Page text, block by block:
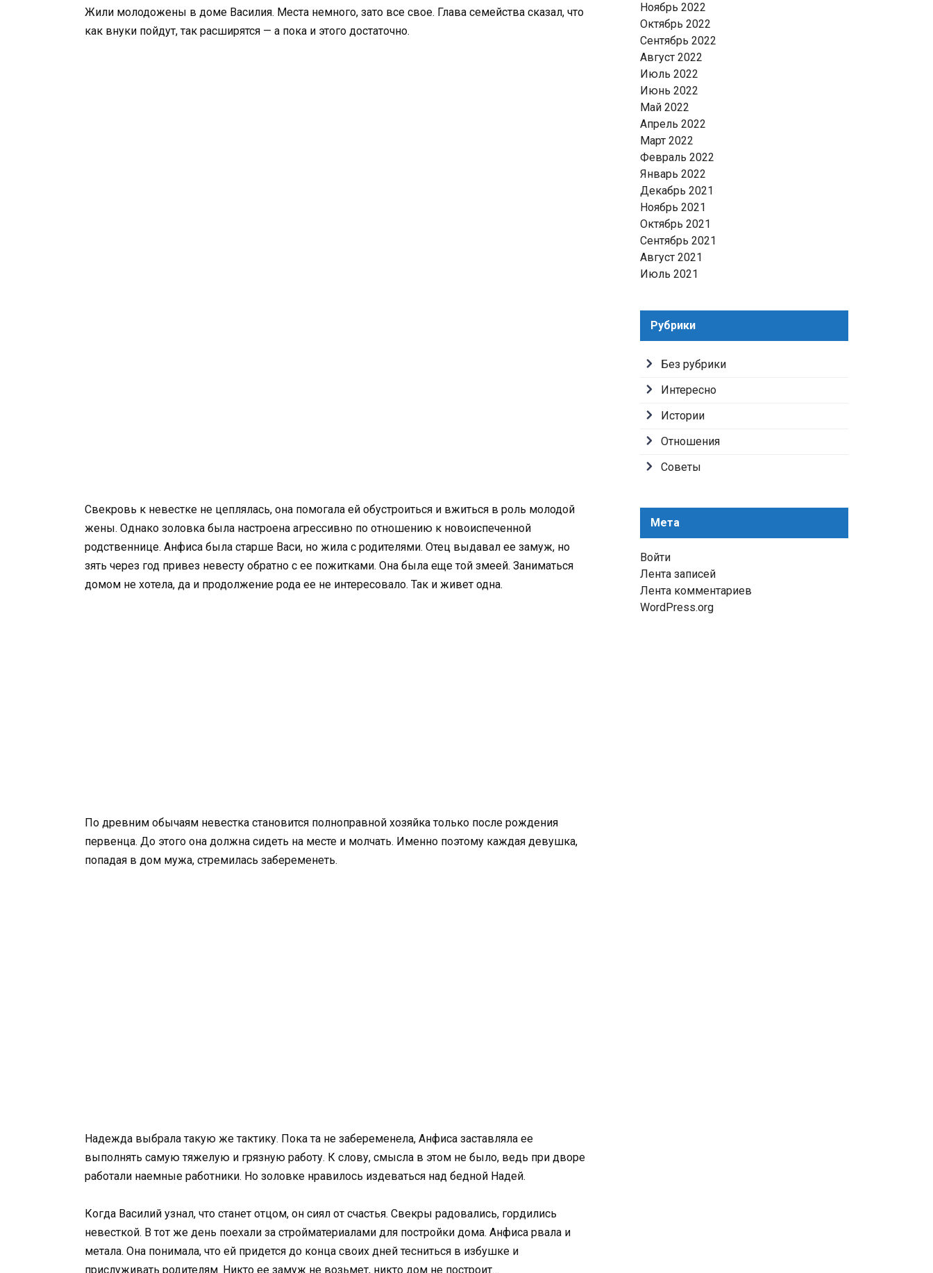
Жили молодожены в доме Василия. Места немного, зато все свое. Глава семейства сказал, что
как внуки пойдут, так расширятся — а пока и этого достаточно.
Свекровь к невестке не цеплялась, она помогала ей обустроиться и вжиться в роль молодой
жены. Однако золовка была настроена агрессивно по отношению к новоиспеченной
родственнице. Анфиса была старше Васи, но жила с родителями. Отец выдавал ее замуж, но
зять через год привез невесту обратно с ее пожитками. Она была еще той змеей. Заниматься
домом не хотела, да и продолжение рода ее не интересовало. Так и живет одна.
По древним обычаям невестка становится полноправной хозяйка только после рождения
первенца. До этого она должна сидеть на месте и молчать. Именно поэтому каждая девушка,
попадая в дом мужа, стремилась забеременеть.
Надежда выбрала такую же тактику. Пока та не забеременела, Анфиса заставляла ее
выполнять самую тяжелую и грязную работу. К слову, смысла в этом не было, ведь при дворе
работали наемные работники. Но золовке нравилось издеваться над бедной Надей.
Когда Василий узнал, что станет отцом, он сиял от счастья. Свекры радовались, гордились
невесткой. В тот же день поехали за стройматериалами для постройки дома. Анфиса рвала и
метала. Она понимала, что ей придется до конца своих дней тесниться в избушке и
прислуживать родителям. Никто ее замуж не возьмет, никто дом не построит…
Ноябрь 2022
Октябрь 2022
Сентябрь 2022
Август 2022
Июль 2022
Июнь 2022
Май 2022
Апрель 2022
Март 2022
Февраль 2022
Январь 2022
Декабрь 2021
Ноябрь 2021
Октябрь 2021
Сентябрь 2021
Август 2021
Июль 2021
Рубрики
Без рубрики
Интересно
Истории
Отношения
Советы
Мета
Войти
Лента записей
Лента комментариев
WordPress.org